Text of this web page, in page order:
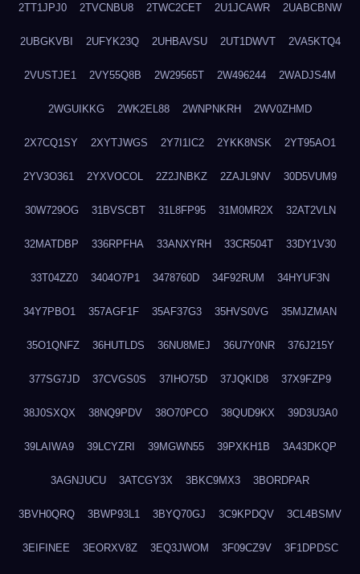
2TT1JPJ0 2TVCNBU8 2TWC2CET 2U1JCAWR 2UABCBNW
2UBGKVBI 2UFYK23Q 2UHBAVSU 2UT1DWVT 2VA5KTQ4
2VUSTJE1 2VY55Q8B 2W29565T 2W496244 2WADJS4M
2WGUIKKG 2WK2EL88 2WNPNKRH 2WV0ZHMD
2X7CQ1SY 2XYTJWGS 2Y7I1IC2 2YKK8NSK 2YT95AO1
2YV3O361 2YXVOCOL 2Z2JNBKZ 2ZAJL9NV 30D5VUM9
30W729OG 31BVSCBT 31L8FP95 31M0MR2X 32AT2VLN
32MATDBP 336RPFHA 33ANXYRH 33CR504T 33DY1V30
33T04ZZ0 3404O7P1 3478760D 34F92RUM 34HYUF3N
34Y7PBO1 357AGF1F 35AF37G3 35HVS0VG 35MJZMAN
35O1QNFZ 36HUTLDS 36NU8MEJ 36U7Y0NR 376J215Y
377SG7JD 37CVGS0S 37IHO75D 37JQKID8 37X9FZP9
38J0SXQX 38NQ9PDV 38O70PCO 38QUD9KX 39D3U3A0
39LAIWA9 39LCYZRI 39MGWN55 39PXKH1B 3A43DKQP
3AGNJUCU 3ATCGY3X 3BKC9MX3 3BORDPAR
3BVH0QRQ 3BWP93L1 3BYQ70GJ 3C9KPDQV 3CL4BSMV
3EIFINEE 3EORXV8Z 3EQ3JWOM 3F09CZ9V 3F1DPDSC